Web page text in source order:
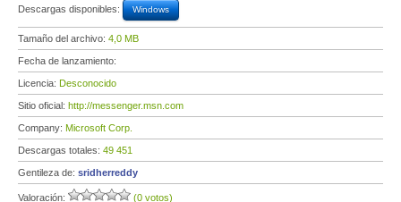
Descargas disponibles: Windows
Tamaño del archivo: 4,0 MB
Fecha de lanzamiento:
Licencia: Desconocido
Sitio oficial: http://messenger.msn.com
Company: Microsoft Corp.
Descargas totales: 49 451
Gentileza de: sridherreddy
Valoración: (0 votos)